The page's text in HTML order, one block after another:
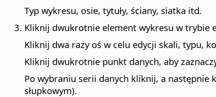
Typ wykresu, osie, tytuły, ściany, siatka itd.
Kliknij dwukrotnie element wykresu w trybie
Kliknij dwa razy oś w celu edycji skali, typu,
Kliknij dwukrotnie punkt danych, aby
Po wybraniu serii danych kliknij, a następnie
słupkowym).